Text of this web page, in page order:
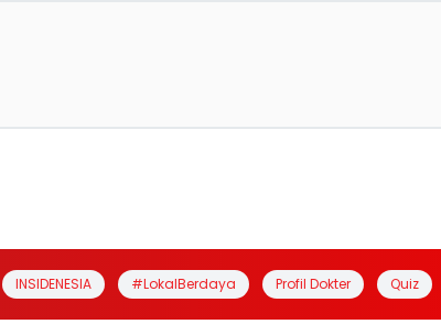
INSIDENESIA #LokalBerdaya Profil Dokter Quiz